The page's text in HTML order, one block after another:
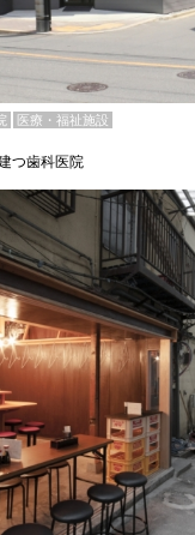
医療・福祉施設
つ歯科医院